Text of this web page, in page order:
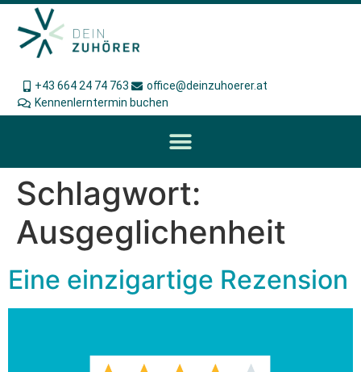
+43 664 24 74 763
office@deinzuhoerer.at
Kennenlerntermin buchen
Schlagwort:
Ausgeglichenheit
Eine einzigartige Rezension